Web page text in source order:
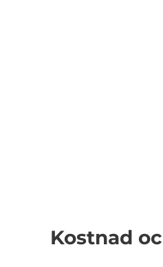
Kostnad